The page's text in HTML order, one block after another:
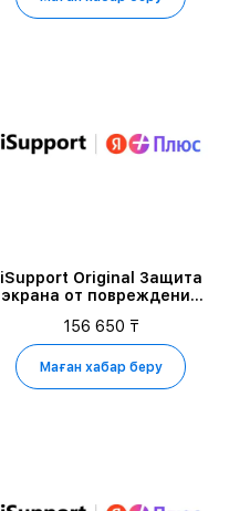
iSupport Original Защита
экрана от повреждений
156 650 ₸
Маған хабар беру